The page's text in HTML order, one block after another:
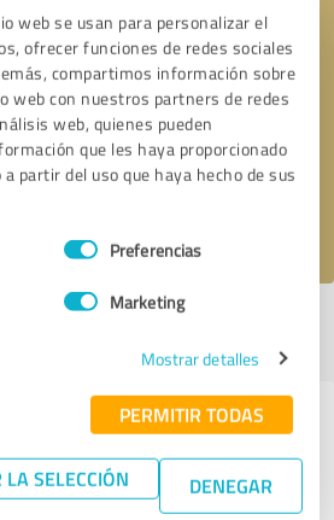
web se usan para personalizar el
ofrecer funciones de redes sociales
compartimos información sobre
web con nuestros partners de redes
web, quienes pueden
que les haya proporcionado
partir del uso que haya hecho de sus
Preferencias
Marketing
Mostrar detalles
PERMITIR TODAS
SELECCIÓN DENEGAR
* campos obligatorios
Enviar reseña
con otros
de servicios del sector
inmobiliarias